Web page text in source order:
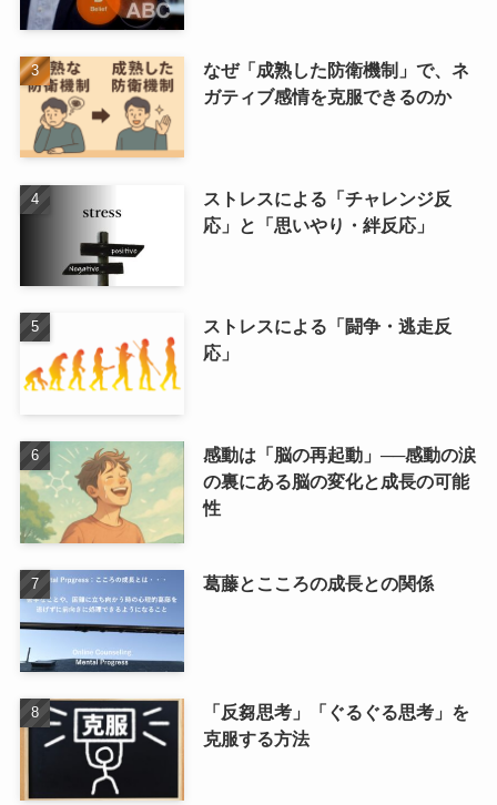
なぜ「成熟した防衛機制」で、ネ
ガティブ感情を克服できるのか
ストレスによる「チャレンジ反
応」と「思いやり・絆反応」
ストレスによる「闘争・逃走反
応」
感動は「脳の再起動」──感動の涙
の裏にある脳の変化と成長の可能
性
葛藤とこころの成長との関係
「反芻思考」「ぐるぐる思考」を
克服する方法